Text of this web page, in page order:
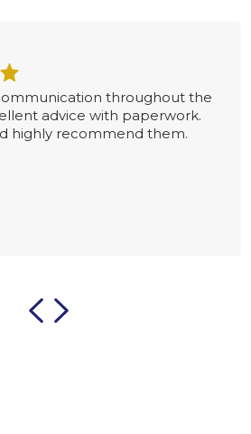
throughout the
advice with paperwork.
highly recommend them.